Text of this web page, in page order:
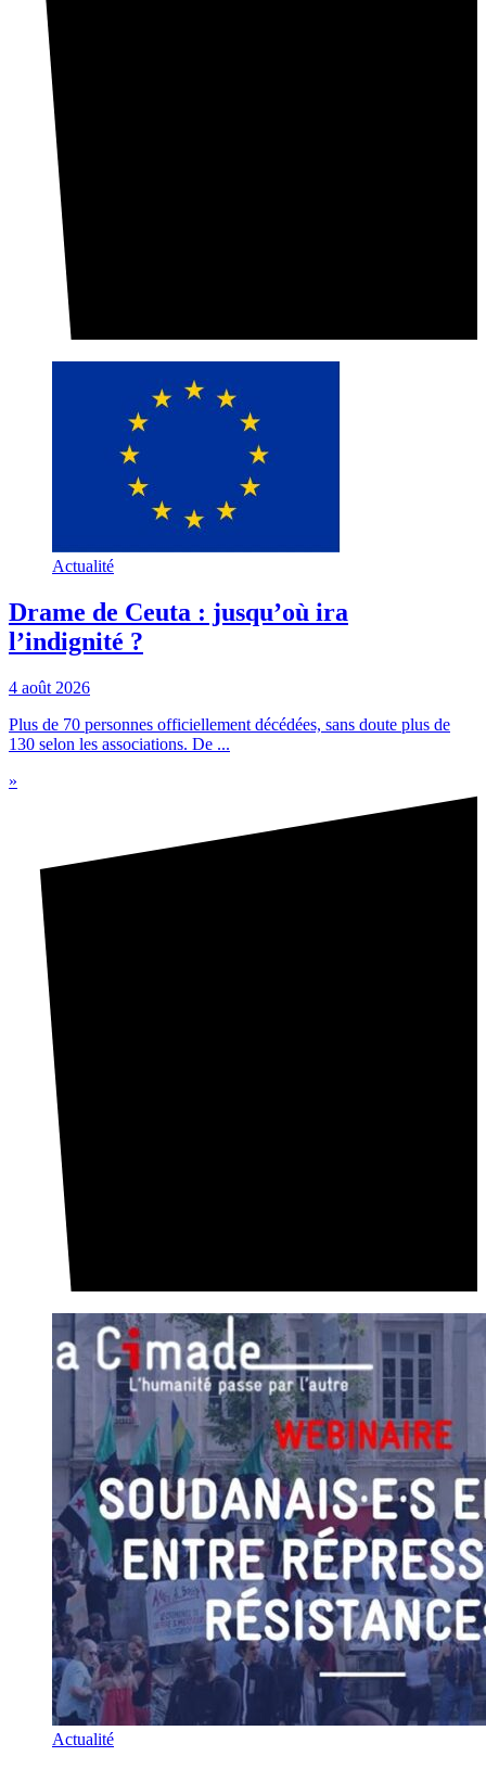
Actualité
Drame de Ceuta : jusqu’où ira
l’indignité ?
4 août 2026
Plus de 70 personnes officiellement décédées, sans doute plus de
130 selon les associations. De ...
»
Actualité